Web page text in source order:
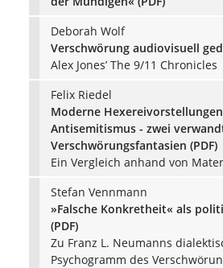
Deborah Wolf
Verschwörung audiovisuell
Alex Jones’ The 9/11 Chronicles
Felix Riedel
Moderne
Antisemitismus - zwei
Verschwörungsfantasien (PDF)
Ein Vergleich anhand von
Stefan Vennmann
»Falsche Konkretheit« als
(PDF)
Zu Franz L. Neumanns
Psychogramm des